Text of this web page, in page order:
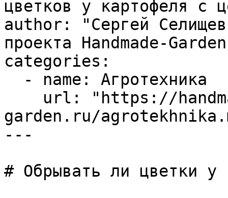
цветков у картофеля с
author: "Сергей
проекта Handmade-
categories:
garden.ru/
---
# Обрывать ли цветки у